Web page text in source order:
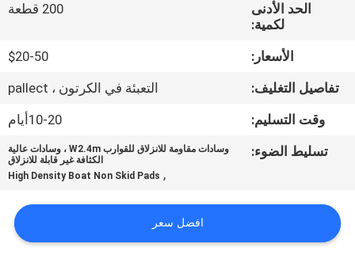
في
المعمل
رقابة
اتصل
الحد الأدنى
لكمية:
200 قطعة
الأسعار:
$20-50
تفاصيل التغليف:
التعبئة في الكرتون ، pallect
وقت التسليم:
10-20أيام
تسليط الضوء:
وسادات مقاومة للانزلاق للقوارب W2.4m ، وسادات عالية
الكثافة غير قابلة للانزلاق
,
High Density Boat Non Skid Pads
افضل سعر